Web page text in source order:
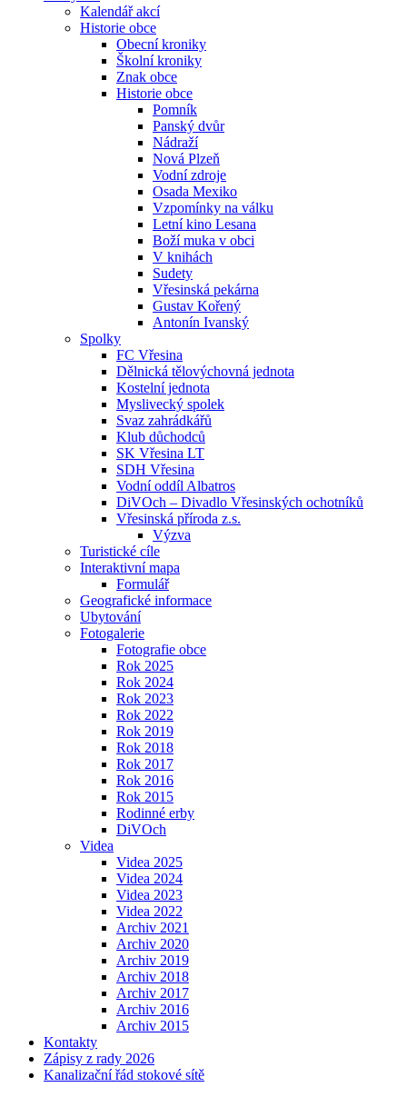
Kalendář akcí
Historie obce
Obecní kroniky
Školní kroniky
Znak obce
Historie obce
Pomník
Panský dvůr
Nádraží
Nová Plzeň
Vodní zdroje
Osada Mexiko
Vzpomínky na válku
Letní kino Lesana
Boží muka v obci
V knihách
Sudety
Vřesinská pekárna
Gustav Kořený
Antonín Ivanský
Spolky
FC Vřesina
Dělnická tělovýchovná jednota
Kostelní jednota
Myslivecký spolek
Svaz zahrádkářů
Klub důchodců
SK Vřesina LT
SDH Vřesina
Vodní oddíl Albatros
DiVOch – Divadlo Vřesinských ochotníků
Vřesinská příroda z.s.
Výzva
Turistické cíle
Interaktivní mapa
Formulář
Geografické informace
Ubytování
Fotogalerie
Fotografie obce
Rok 2025
Rok 2024
Rok 2023
Rok 2022
Rok 2019
Rok 2018
Rok 2017
Rok 2016
Rok 2015
Rodinné erby
DiVOch
Videa
Videa 2025
Videa 2024
Videa 2023
Videa 2022
Archiv 2021
Archiv 2020
Archiv 2019
Archiv 2018
Archiv 2017
Archiv 2016
Archiv 2015
Kontakty
Zápisy z rady 2026
Kanalizační řád stokové sítě